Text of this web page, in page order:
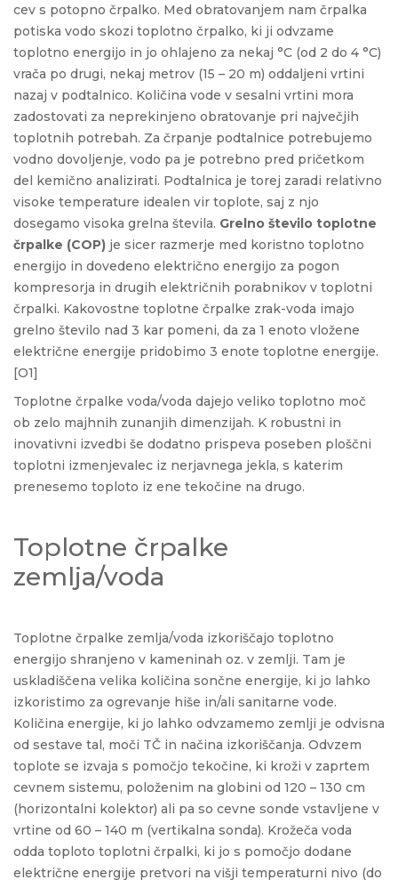
cev s potopno črpalko. Med obratovanjem nam črpalka
potiska vodo skozi toplotno črpalko, ki ji odvzame
toplotno energijo in jo ohlajeno za nekaj °C (od 2 do 4 °C)
vrača po drugi, nekaj metrov (15 – 20 m) oddaljeni vrtini
nazaj v podtalnico. Količina vode v sesalni vrtini mora
zadostovati za neprekinjeno obratovanje pri največjih
toplotnih potrebah. Za črpanje podtalnice potrebujemo
vodno dovoljenje, vodo pa je potrebno pred pričetkom
del kemično analizirati. Podtalnica je torej zaradi relativno
visoke temperature idealen vir toplote, saj z njo
dosegamo visoka grelna števila. Grelno število toplotne
črpalke (COP) je sicer razmerje med koristno toplotno
energijo in dovedeno električno energijo za pogon
kompresorja in drugih električnih porabnikov v toplotni
črpalki. Kakovostne toplotne črpalke zrak-voda imajo
grelno število nad 3 kar pomeni, da za 1 enoto vložene
električne energije pridobimo 3 enote toplotne energije.
[O1]
Toplotne črpalke voda/voda dajejo veliko toplotno moč
ob zelo majhnih zunanjih dimenzijah. K robustni in
inovativni izvedbi še dodatno prispeva poseben ploščni
toplotni izmenjevalec iz nerjavnega jekla, s katerim
prenesemo toploto iz ene tekočine na drugo.
Toplotne črpalke
zemlja/voda
Toplotne črpalke zemlja/voda izkoriščajo toplotno
energijo shranjeno v kameninah oz. v zemlji. Tam je
uskladiščena velika količina sončne energije, ki jo lahko
izkoristimo za ogrevanje hiše in/ali sanitarne vode.
Količina energije, ki jo lahko odvzamemo zemlji je odvisna
od sestave tal, moči TČ in načina izkoriščanja. Odvzem
toplote se izvaja s pomočjo tekočine, ki kroži v zaprtem
cevnem sistemu, položenim na globini od 120 – 130 cm
(horizontalni kolektor) ali pa so cevne sonde vstavljene v
vrtine od 60 – 140 m (vertikalna sonda). Krožeča voda
odda toploto toplotni črpalki, ki jo s pomočjo dodane
električne energije pretvori na višji temperaturni nivo (do